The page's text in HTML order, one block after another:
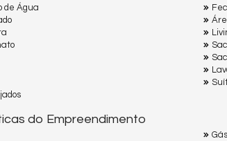
de Água
do Empreendimento